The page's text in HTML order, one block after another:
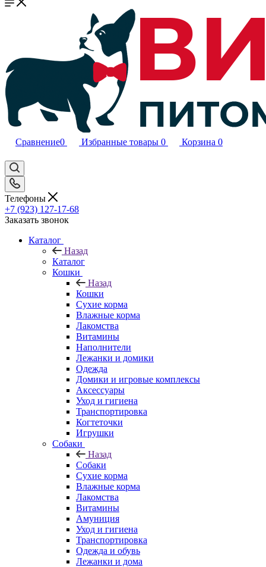
Сравнение0 Избранные товары 0 Корзина 0
Телефоны
+7 (923) 127-17-68
Заказать звонок
Каталог
Назад
Каталог
Кошки
Назад
Кошки
Сухие корма
Влажные корма
Лакомства
Витамины
Наполнители
Лежанки и домики
Одежда
Домики и игровые комплексы
Аксессуары
Уход и гигиена
Транспортировка
Когтеточки
Игрушки
Собаки
Назад
Собаки
Сухие корма
Влажные корма
Лакомства
Витамины
Амуниция
Уход и гигиена
Транспортировка
Одежда и обувь
Лежанки и дома